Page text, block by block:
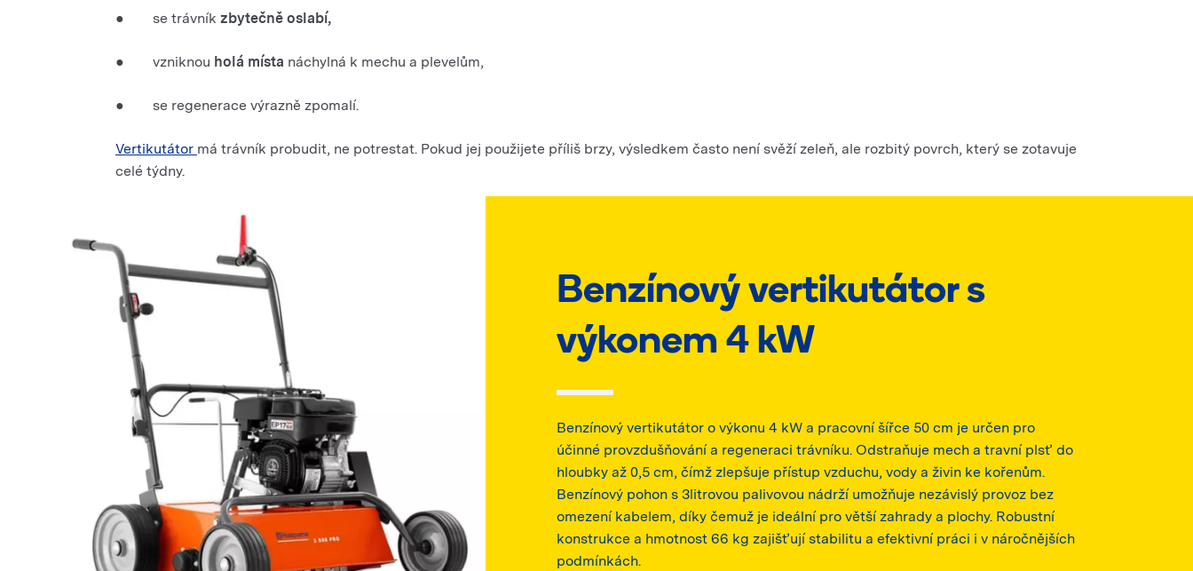
● se trávník zbytečně oslabí,
● vzniknou holá místa náchylná k mechu a plevelům,
● se regenerace výrazně zpomalí.
Vertikutátor má trávník probudit, ne potrestat. Pokud jej použijete příliš brzy, výsledkem často není svěží zeleň, ale rozbitý povrch, který se zotavuje
celé týdny.
Benzínový vertikutátor s
výkonem 4 kW
Benzínový vertikutátor o výkonu 4 kW a pracovní šířce 50 cm je určen pro
účinné provzdušňování a regeneraci trávníku. Odstraňuje mech a travní plsť do
hloubky až 0,5 cm, čímž zlepšuje přístup vzduchu, vody a živin ke kořenům.
Benzínový pohon s 3litrovou palivovou nádrží umožňuje nezávislý provoz bez
omezení kabelem, díky čemuž je ideální pro větší zahrady a plochy. Robustní
konstrukce a hmotnost 66 kg zajišťují stabilitu a efektivní práci i v náročnějších
podmínkách.